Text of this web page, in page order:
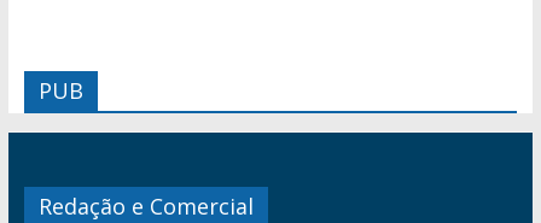
PUB
Redação e Comercial